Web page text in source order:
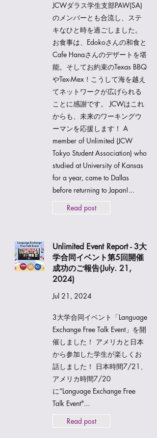
JCWダラス学生支部PAW(SA)
のメンバーとも合流し、ステ
キなひと時を過ごしました。
お食事は、Edokoさんの和食と
Cafe Hanaさんのデザートを堪
能。そしてお約束のTexas BBQ
やTex-Mex！こうして海を越え
てネットワークが広げられる
ことに感謝です。 JCWはこれ
からも、未来のワーキングウ
ーマンを応援します！ A
member of Unlimited (JCW
Tokyo Student Association) who
studied at University of Kansas
for a year, came to Dallas
before returning to Japan!...
Read post
Unlimited Event Report - 3大
学合同イベント第5回開催
成功のご報告(July. 21,
2024)
Jul 21, 2024
3大学合同イベント「Language
Exchange Free Talk Event」を開
催しました！ アメリカと日本
から参加した学生が楽しくお
話しました！ 日本時間7/21、
アメリカ時間7/20
に“Language Exchange Free
Talk Event"...
Read post